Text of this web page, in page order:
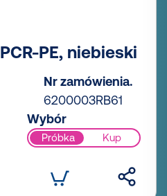
PE, niebieski
Nr zamówienia.
6200003RB61
Wybór
Próbka Kup